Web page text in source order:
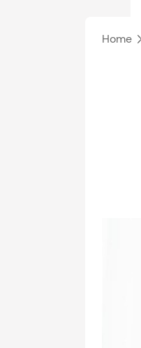
Home